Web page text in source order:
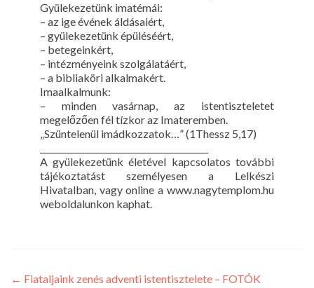
Gyülekezetünk imatémái:
– az ige évének áldásaiért,
– gyülekezetünk épüléséért,
– betegeinkért,
– intézményeink szolgálatáért,
– a bibliaköri alkalmakért.
Imaalkalmunk:
– minden vasárnap, az istentiszteletet
megelőzően fél tízkor az Imateremben.
„Szüntelenül imádkozzatok…” (1Thessz 5,17)
A gyülekezetünk életével kapcsolatos további
tájékoztatást személyesen a Lelkészi
Hivatalban, vagy online a www.nagytemplom.hu
weboldalunkon kaphat.
← Fiataljaink zenés adventi istentisztelete – FOTÓK